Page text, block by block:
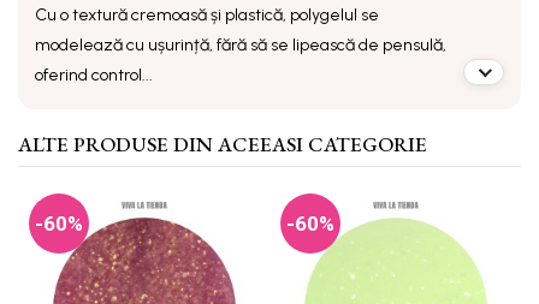
Cu otextură cremoasă și plastică, polygelul se
modelează cu ușurință, fără să se lipească de pensulă,
oferind control...
ALTE PRODUSE DIN ACEEASI CATEGORIE
-60% -60%